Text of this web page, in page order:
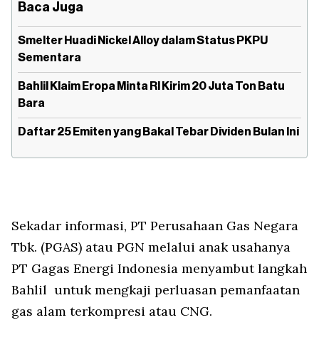
Baca Juga
Smelter Huadi Nickel Alloy dalam Status PKPU
Sementara
Bahlil Klaim Eropa Minta RI Kirim 20 Juta Ton Batu
Bara
Daftar 25 Emiten yang Bakal Tebar Dividen Bulan Ini
Sekadar informasi, PT Perusahaan Gas Negara
Tbk. (PGAS) atau PGN melalui anak usahanya
PT Gagas Energi Indonesia menyambut langkah
Bahlil untuk mengkaji perluasan pemanfaatan
gas alam terkompresi atau CNG.